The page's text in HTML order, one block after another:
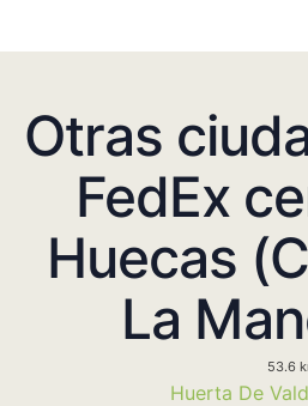
Otras
FedEx
Huecas
La
53.6
Huerta De